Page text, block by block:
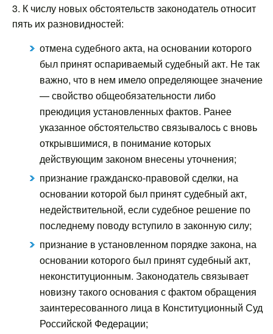
3. К числу новых обстоятельств законодатель относит
пять их разновидностей:
отмена судебного акта, на основании которого
был принят оспариваемый судебный акт. Не так
важно, что в нем имело определяющее значение
— свойство общеобязательности либо
преюдиция установленных фактов. Ранее
указанное обстоятельство связывалось с вновь
открывшимися, в понимание которых
действующим законом внесены уточнения;
признание гражданско-правовой сделки, на
основании которой был принят судебный акт,
недействительной, если судебное решение по
последнему поводу вступило в законную силу;
признание в установленном порядке закона, на
основании которого был принят судебный акт,
неконституционным. Законодатель связывает
новизну такого основания с фактом обращения
заинтересованного лица в Конституционный Суд
Российской Федерации;